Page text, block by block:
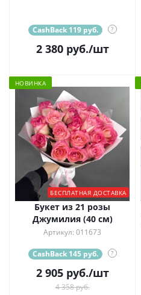
CashBack 119 руб. ?
2 380руб./шт
НОВИНКА
БЕСПЛАТНАЯ ДОСТАВКА
Букет из 21 розы
Джумилия (40 см)
Артикул: 011673
CashBack 145 руб. ?
2 905руб./шт
4 358 руб.